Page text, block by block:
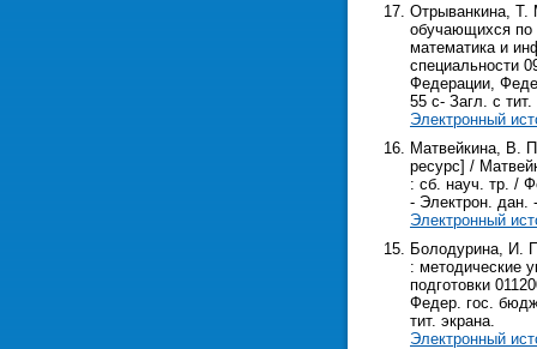
Отрыванкина, Т.
обучающихся по
математика и
специальности
Федерации,
55 с- Загл. с тит.
Электронный
Матвейкина, В.
ресурс] /
: сб. науч. тр. /
- Электрон. дан.
Электронный
Болодурина, И.
: методические
подготовки
Федер. гос.
тит. экрана.
Электронный